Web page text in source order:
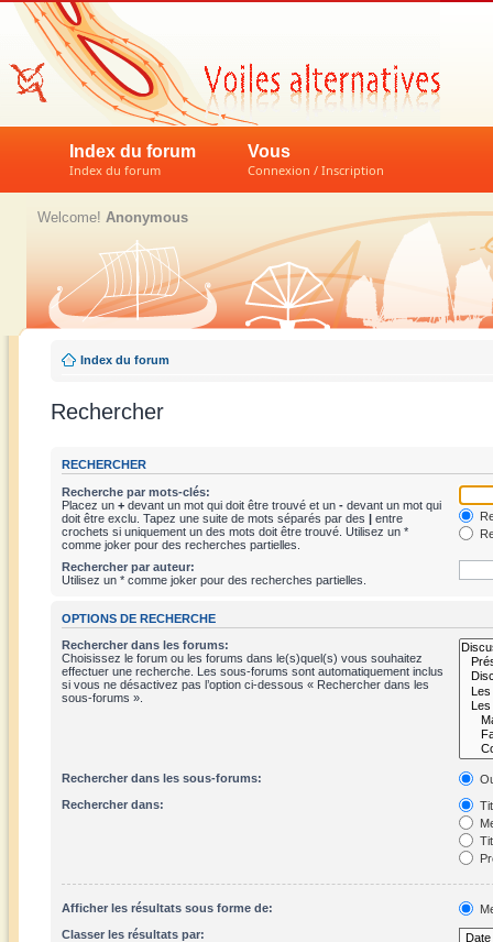
Index du forum
Index du forum
Vous
Connexion / Inscription
Welcome! Anonymous
Index du forum
Rechercher
RECHERCHER
Recherche par mots-clés:
Placez un + devant un mot qui doit être trouvé et un - devant un mot qui
doit être exclu. Tapez une suite de mots séparés par des | entre
crochets si uniquement un des mots doit être trouvé. Utilisez un *
comme joker pour des recherches partielles.
Rechercher par auteur:
Utilisez un * comme joker pour des recherches partielles.
OPTIONS DE RECHERCHE
Rechercher dans les forums:
Choisissez le forum ou les forums dans le(s)quel(s) vous souhaitez
effectuer une recherche. Les sous-forums sont automatiquement inclus
si vous ne désactivez pas l’option ci-dessous « Rechercher dans les
sous-forums ».
Rechercher dans les sous-forums:
Rechercher dans:
Afficher les résultats sous forme de:
Classer les résultats par: